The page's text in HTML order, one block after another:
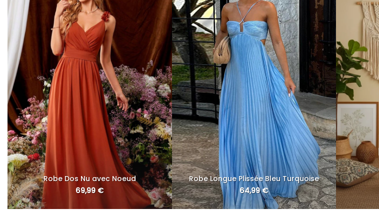
Robe Dos Nu avec Noeud
69,99 €
Robe Longue Plissée Bleu Turquoise
64,99€